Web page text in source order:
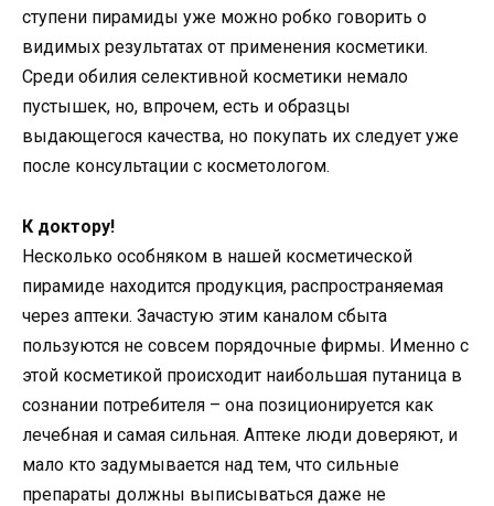
ступени пирамиды уже можно робко говорить о
видимых результатах от применения косметики.
Среди обилия селективной косметики немало
пустышек, но, впрочем, есть и образцы
выдающегося качества, но покупать их следует уже
после консультации с косметологом.
К доктору!
Несколько особняком в нашей косметической
пирамиде находится продукция, распространяемая
через аптеки. Зачастую этим каналом сбыта
пользуются не совсем порядочные фирмы. Именно с
этой косметикой происходит наибольшая путаница в
сознании потребителя – она позиционируется как
лечебная и самая сильная. Аптеке люди доверяют, и
мало кто задумывается над тем, что сильные
препараты должны выписываться даже не